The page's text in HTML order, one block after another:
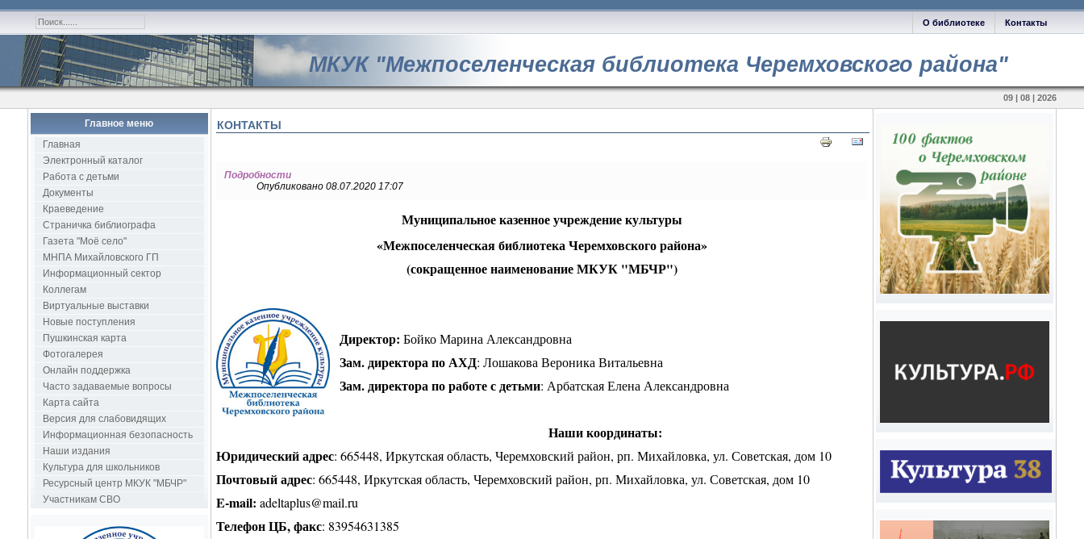
Контакты
О библиотеке
МКУК "Межпоселенческая библиотека Черемховского района"
09 | 08 | 2026
Главное меню
Главная
Электронный каталог
Работа с детьми
Документы
Краеведение
Страничка библиографа
Газета "Моё село"
МНПА Михайловского ГП
Информационный сектор
Коллегам
Виртуальные выставки
Новые поступления
Пушкинская карта
Фотогалерея
Онлайн поддержка
Часто задаваемые вопросы
Карта сайта
Версия для слабовидящих
Информационная безопасность
Наши издания
Культура для школьников
Ресурсный центр МКУК "МБЧР"
Участникам СВО
КОНТАКТЫ
Подробности
Опубликовано 08.07.2020 17:07
Муниципальное казенное учреждение культуры
«Межпоселенческая библиотека Черемховского района»
(сокращенное наименование МКУК "МБЧР")
Директор: Бойко Марина Александровна
Зам. директора по АХД: Лошакова Вероника Витальевна
Зам. директора по работе с детьми: Арбатская Елена Александровна
Наши координаты:
Юридический адрес: 665448, Иркутская область, Черемховский район, рп. Михайловка, ул. Советская, дом 10
Почтовый адрес: 665448, Иркутская область, Черемховский район, рп. Михайловка, ул. Советская, дом 10
E-mail: adeltaplus@mail.ru
Телефон ЦБ, факс: 83954631385